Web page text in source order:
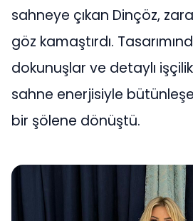
sahneye çıkan Dinçöz,
göz kamaştırdı.
dokunuşlar ve detaylı
sahne enerjisiyle
bir şölene dönüştü.